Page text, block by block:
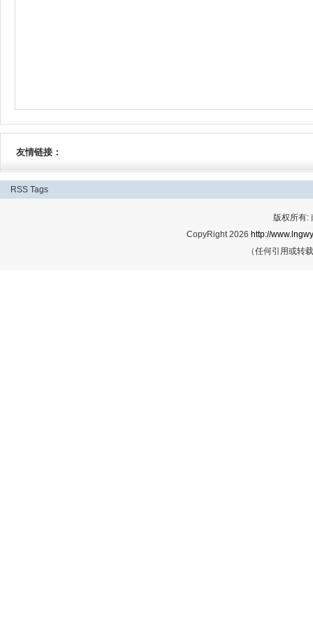
友情链接：
RSS Tags
版权所有:
CopyRight 2026 http://
（任何引用或转